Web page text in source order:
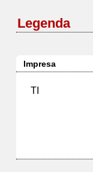
Legenda
Impresa
TI